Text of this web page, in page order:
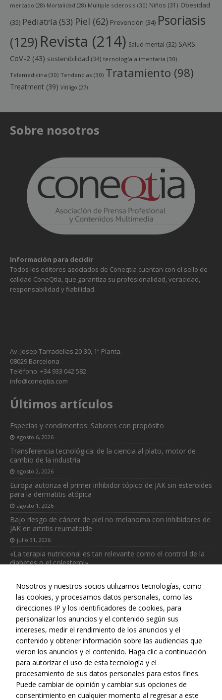
mercado (28) Mortalidad (28) Multiple sclerosis (30) Niños (31) Obesidad
(35) Pediatría (53) Piel (62) Prevención (34) Psoriasis
(129) Revista (214) Salud mental (32) SARS-
CoV-2 (43) sostenibilidad (34) tecnología alimentaria (30)
Telemedicina (30) Tendencias (30) Tratamiento (98)
Treatment (39) Vitíligo (27)
Sobre nosotros
Información para decidir
Todos los editores asociados de Coneqtia cuentan con el sello de
calidad ConeQtia, que garantiza su profesionalidad, veracidad,
responsabilidad y fiabilidad.
Av. Josep Tarradellas 20-30, 1ª Planta.
08029 Barcelona
Teléfono: +34 933 042 582
info@coneqtia.com
Últimos artículos
Especias y condimentos: Sabores con propósito
agosto 6, 2026
Transferencia tecnológica: de la ciencia al plato, motor de
cambio de la industria
agosto 2, 2026
Europa autoriza el primer inhibidor tópico de JAK sin esteroides
para la dermatitis atópica
agosto 1, 2026
Bajo riesgo de cáncer de piel no melanoma con inhibidores de
JAK en artritis reumatoide
julio 31, 2026
«La terapia nutricional es tan relevante como el control de la
diabetes o el colesterol»
Web realizada con el patrocinio del Centro Español de Derechos
Reprográficos
Nosotros y nuestros socios utilizamos tecnologías, como
las cookies, y procesamos datos personales, como las
direcciones IP y los identificadores de cookies, para
personalizar los anuncios y el contenido según sus
intereses, medir el rendimiento de los anuncios y el
contenido y obtener información sobre las audiencias que
vieron los anuncios y el contenido. Haga clic a continuación
para autorizar el uso de esta tecnología y el
procesamiento de sus datos personales para estos fines.
Puede cambiar de opinión y cambiar sus opciones de
consentimiento en cualquier momento al regresar a este